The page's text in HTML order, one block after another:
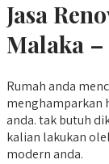
Jasa
Malaka –
Rumah anda
menghamparkan
anda. tak butuh
kalian lakukan
modern anda.